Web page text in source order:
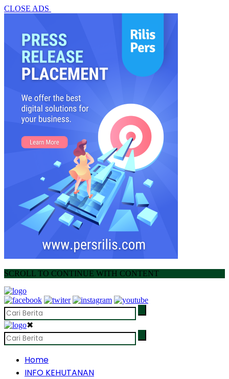
CLOSE ADS
SCROLL TO CONTINUE WITH CONTENT
✖
Home
INFO KEHUTANAN